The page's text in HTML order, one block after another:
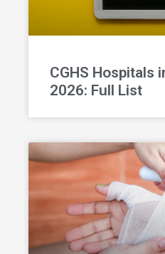
CGHS Hospitals
2026: Full List